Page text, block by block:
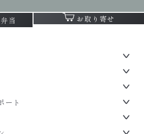
当 お取り寄せ
ート